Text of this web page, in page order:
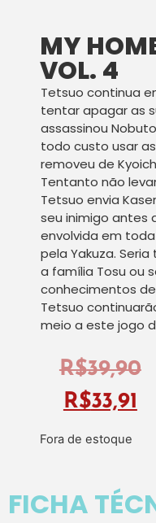
MY
VOL. 4
Tetsuo continua
tentar apagar as
assassinou
todo custo usar
removeu de
Tentanto não
Tetsuo envia
seu inimigo antes
envolvida em
pela Yakuza.
a família Tosu ou
conhecimentos
Tetsuo
meio a este jogo
R$39,90
R$33,91
Fora de estoque
FICHA